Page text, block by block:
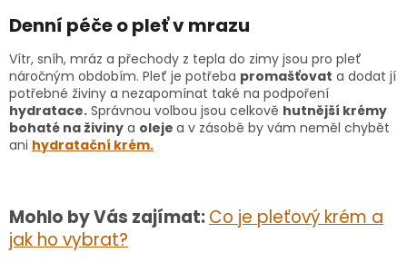
Denní péče o pleť v mrazu
Vítr, sníh, mráz a přechody z tepla do zimy jsou pro pleť
náročným obdobím. Pleť je potřeba promašťovat a dodat jí
potřebné živiny a nezapomínat také na podpoření
hydratace. Správnou volbou jsou celkově hutnější krémy
bohaté na živiny a oleje a v zásobě by vám neměl chybět
ani hydratační krém.
Mohlo by Vás zajímat:Co je pleťový krém a
jak ho vybrat?